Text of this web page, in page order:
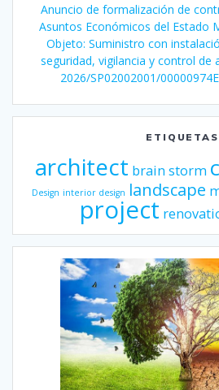
Anuncio de formalización de
Asuntos Económicos del Estado
Objeto: Suministro con
seguridad, vigilancia y control de
2026/SP02002001/
ETIQUETAS
architect brain storm
Design interior design landscape
project